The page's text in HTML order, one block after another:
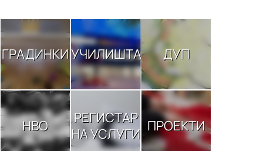
ГРАДИНКИУЧИЛИШТА ДУП
НВО
РЕГИСТАР
НА УСЛУГИ ПРОЕКТИ